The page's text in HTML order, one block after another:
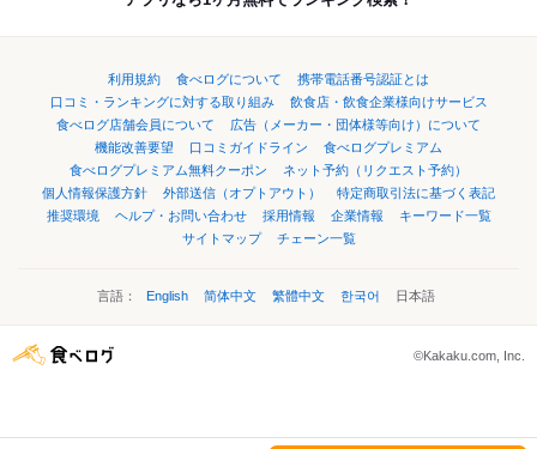
利用規約 食べログについて
携帯電話番号認証とは
口コミ・ランキングに対する取り組み
飲食店・飲食企業様向けサービス
食べログ店舗会員について
広告（メーカー・団体様等向け）について
機能改善要望
口コミガイドライン
食べログプレミアム
食べログプレミアム無料クーポン
ネット予約（リクエスト予約）
個人情報保護方針
外部送信（オプトアウト）
特定商取引法に基づく表記
推奨環境
ヘルプ・お問い合わせ 採用情報 企業情報
キーワード一覧
サイトマップ
チェーン一覧
言語： English 简体中文 繁體中文 한국어 日本語
©Kakaku.com, Inc.